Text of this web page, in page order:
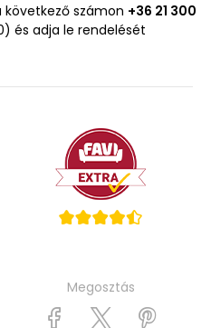
számon +36 21 300
és adja le rendelését
Megosztás